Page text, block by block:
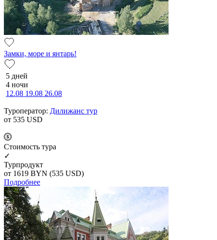
Замки, море и янтарь!
5 дней
4 ночи
12.08 19.08 26.08
Туроператор: Дилижанс тур
от 535 USD
Cтоимость тура
✓
Турпродукт
от 1619 BYN (535 USD)
Подробнее